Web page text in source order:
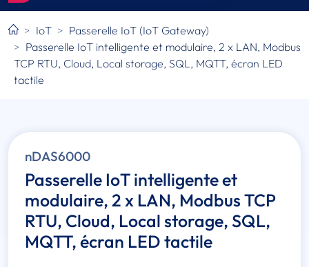
IoT
Passerelle IoT (IoT Gateway)
Passerelle IoT intelligente et modulaire, 2 x LAN, Modbus
TCP RTU, Cloud, Local storage, SQL, MQTT, écran LED
tactile
nDAS6000
Passerelle IoT intelligente et
modulaire, 2 x LAN, Modbus TCP
RTU, Cloud, Local storage, SQL,
MQTT, écran LED tactile